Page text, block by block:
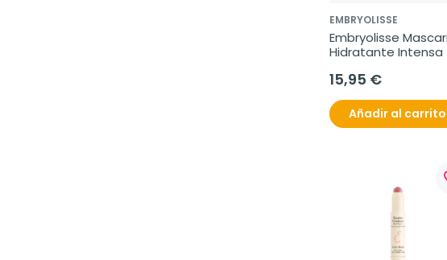
EMBRYOLISSE
Embryolisse
Hidratante Intensa
15,95 €
Añadir al carrito